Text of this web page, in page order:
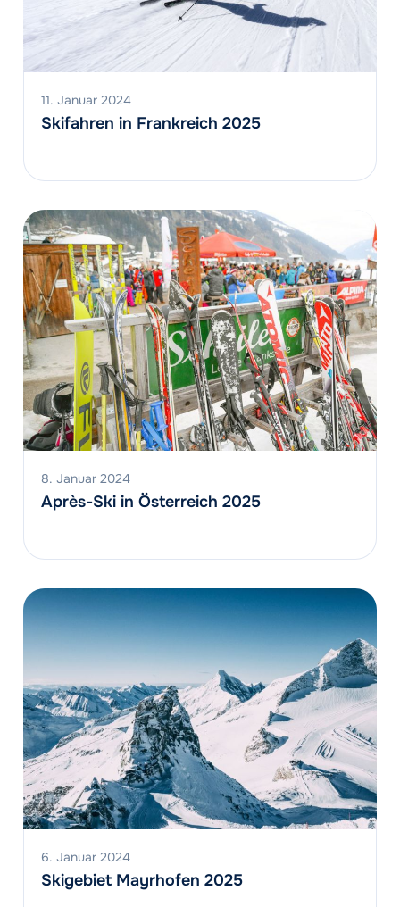
11. Januar 2024
Skifahren in Frankreich 2025
8. Januar 2024
Après-Ski in Österreich 2025
6. Januar 2024
Skigebiet Mayrhofen 2025